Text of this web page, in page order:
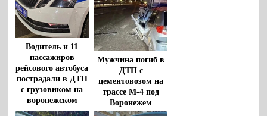
Водитель и 11
пассажиров
рейсового автобуса
пострадали в ДТП
с грузовиком на
воронежском
участке М-4 «Дон»
Мужчина погиб в
ДТП с
цементовозом на
трассе М-4 под
Воронежем